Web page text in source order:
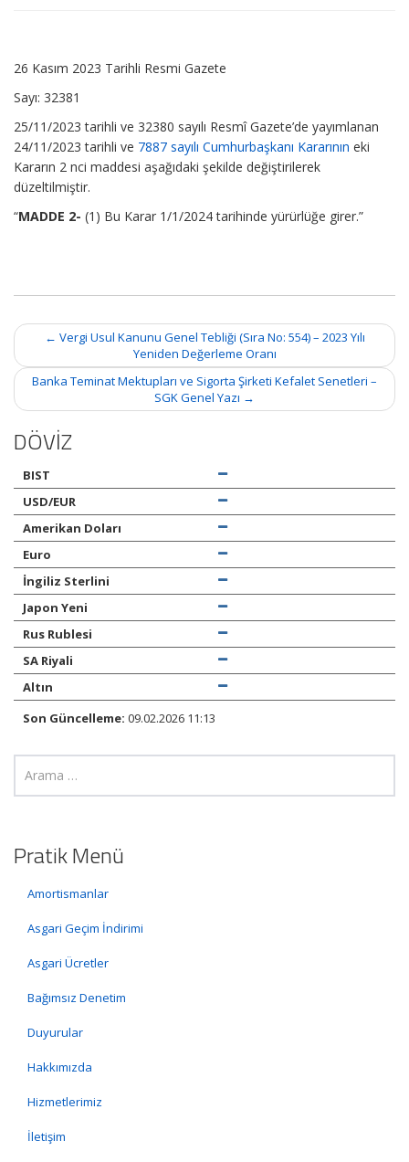
26 Kasım 2023 Tarihli Resmi Gazete
Sayı: 32381
25/11/2023 tarihli ve 32380 sayılı Resmî Gazete’de yayımlanan
24/11/2023 tarihli ve 7887 sayılı Cumhurbaşkanı Kararının eki
Kararın 2 nci maddesi aşağıdaki şekilde değiştirilerek
düzeltilmiştir.
“MADDE 2- (1) Bu Karar 1/1/2024 tarihinde yürürlüğe girer.”
Post
navigation
← Vergi Usul Kanunu Genel Tebliği (Sıra No: 554) – 2023 Yılı
Yeniden Değerleme Oranı
Banka Teminat Mektupları ve Sigorta Şirketi Kefalet Senetleri –
SGK Genel Yazı →
DÖVİZ
BIST
USD/EUR
Amerikan Doları
Euro
İngiliz Sterlini
Japon Yeni
Rus Rublesi
SA Riyali
Altın
Son Güncelleme: 09.02.2026 11:13
Pratik Menü
Amortismanlar
Asgari Geçim İndirimi
Asgari Ücretler
Bağımsız Denetim
Duyurular
Hakkımızda
Hizmetlerimiz
İletişim